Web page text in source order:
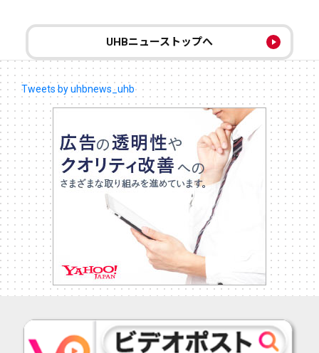
UHBニューストップへ
Tweets by uhbnews_uhb